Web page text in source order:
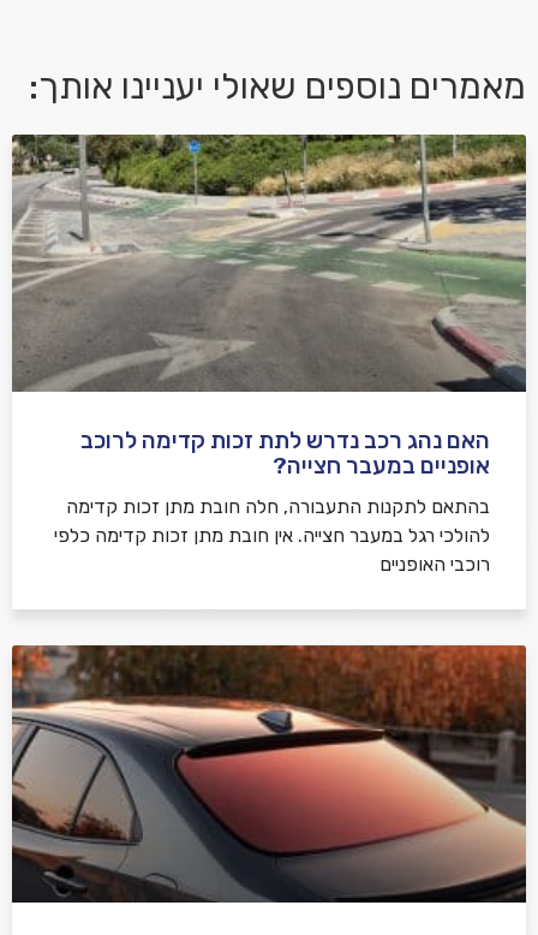
אני מאשר/ת קבלת דיוור במייל ושימוש בפרטים בהתאם
למדיניות הפרטיות
שלח משוב
מאמרים נוספים שאולי יעניינו אותך:
האם נהג רכב נדרש לתת זכות קדימה לרוכב
אופניים במעבר חצייה?
בהתאם לתקנות התעבורה, חלה חובת מתן זכות קדימה
להולכי רגל במעבר חצייה. אין חובת מתן זכות קדימה כלפי
רוכבי האופניים